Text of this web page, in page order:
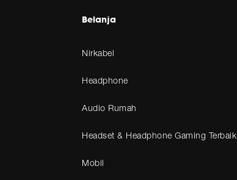
Belanja
Nirkabel
Headphone
Audio Rumah
Headset & Headphone Gaming Terbaik
Mobil